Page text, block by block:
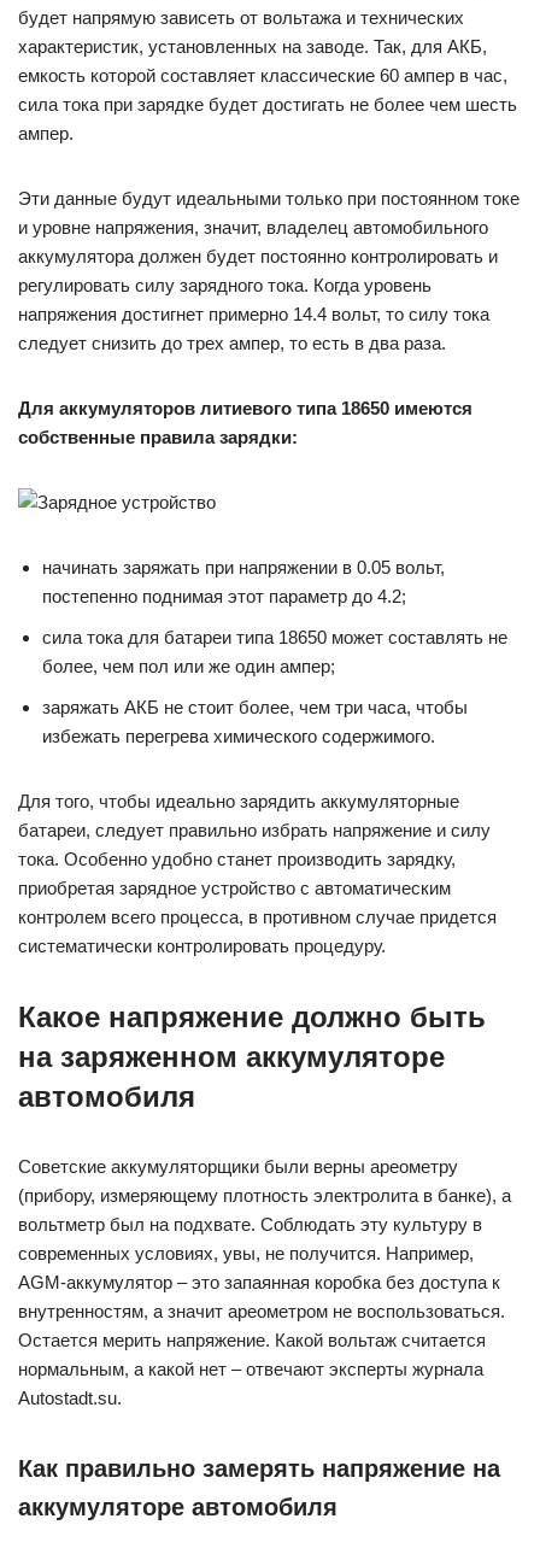
будет напрямую зависеть от вольтажа и технических
характеристик, установленных на заводе. Так, для АКБ,
емкость которой составляет классические 60 ампер в час,
сила тока при зарядке будет достигать не более чем шесть
ампер.
Эти данные будут идеальными только при постоянном токе
и уровне напряжения, значит, владелец автомобильного
аккумулятора должен будет постоянно контролировать и
регулировать силу зарядного тока. Когда уровень
напряжения достигнет примерно 14.4 вольт, то силу тока
следует снизить до трех ампер, то есть в два раза.
Для аккумуляторов литиевого типа 18650 имеются
собственные правила зарядки:
начинать заряжать при напряжении в 0.05 вольт,
постепенно поднимая этот параметр до 4.2;
сила тока для батареи типа 18650 может составлять не
более, чем пол или же один ампер;
заряжать АКБ не стоит более, чем три часа, чтобы
избежать перегрева химического содержимого.
Для того, чтобы идеально зарядить аккумуляторные
батареи, следует правильно избрать напряжение и силу
тока. Особенно удобно станет производить зарядку,
приобретая зарядное устройство с автоматическим
контролем всего процесса, в противном случае придется
систематически контролировать процедуру.
Какое напряжение должно быть
на заряженном аккумуляторе
автомобиля
Советские аккумуляторщики были верны ареометру
(прибору, измеряющему плотность электролита в банке), а
вольтметр был на подхвате. Соблюдать эту культуру в
современных условиях, увы, не получится. Например,
AGM-аккумулятор – это запаянная коробка без доступа к
внутренностям, а значит ареометром не воспользоваться.
Остается мерить напряжение. Какой вольтаж считается
нормальным, а какой нет – отвечают эксперты журнала
Autostadt.su.
Как правильно замерять напряжение на
аккумуляторе автомобиля